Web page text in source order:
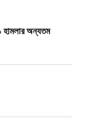
হামলার অন্যতম